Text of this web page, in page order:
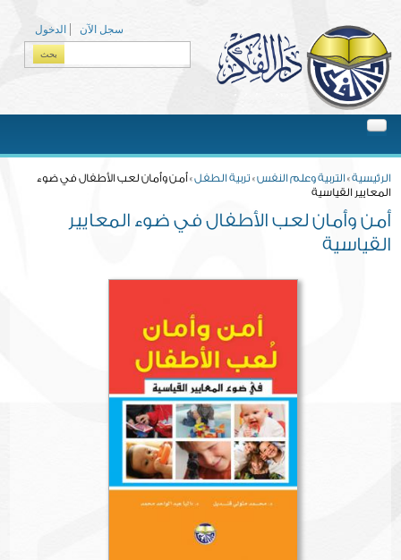
الدخول
سجل الآن
الرئيسية» التربية وعلم النفس» تربية الطفل» أمن وأمان لعب الأطفال في ضوء
المعايير القياسية
أمن وأمان لعب الأطفال في ضوء المعايير
القياسية